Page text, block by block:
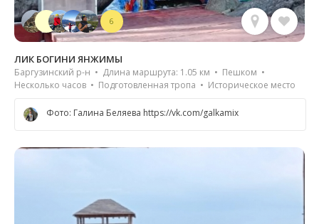
6
ЛИК БОГИНИ ЯНЖИМЫ
Баргузинский р-н • Длина маршрута: 1.05 км • Пешком •
Несколько часов • Подготовленная тропа • Историческое место
Фото: Галина Беляева https://vk.com/galkamix